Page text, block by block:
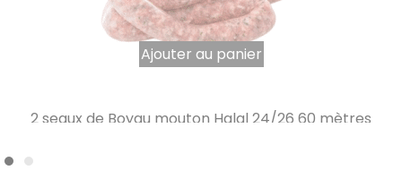
2 seaux de Boyau mouton Halal 24/26 60 mètres
Ajouter au panier